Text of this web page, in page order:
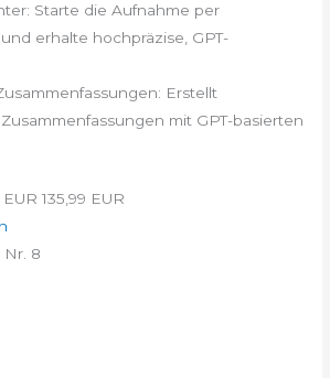
Starte die Aufnahme per
erhalte hochpräzise, GPT-
Erstellt
mit GPT-basierten
135,99 EUR
Nr. 8